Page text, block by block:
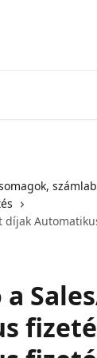
díjak
a